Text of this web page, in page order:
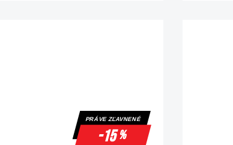
PRÁVE ZĽAVNENÉ
-15%